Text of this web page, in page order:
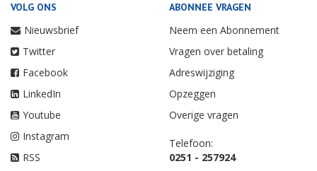
VOLG ONS
Nieuwsbrief
Twitter
Facebook
LinkedIn
Youtube
Instagram
RSS
ABONNEE VRAGEN
Neem een Abonnement
Vragen over betaling
Adreswijziging
Opzeggen
Overige vragen
Telefoon:
0251 - 257924